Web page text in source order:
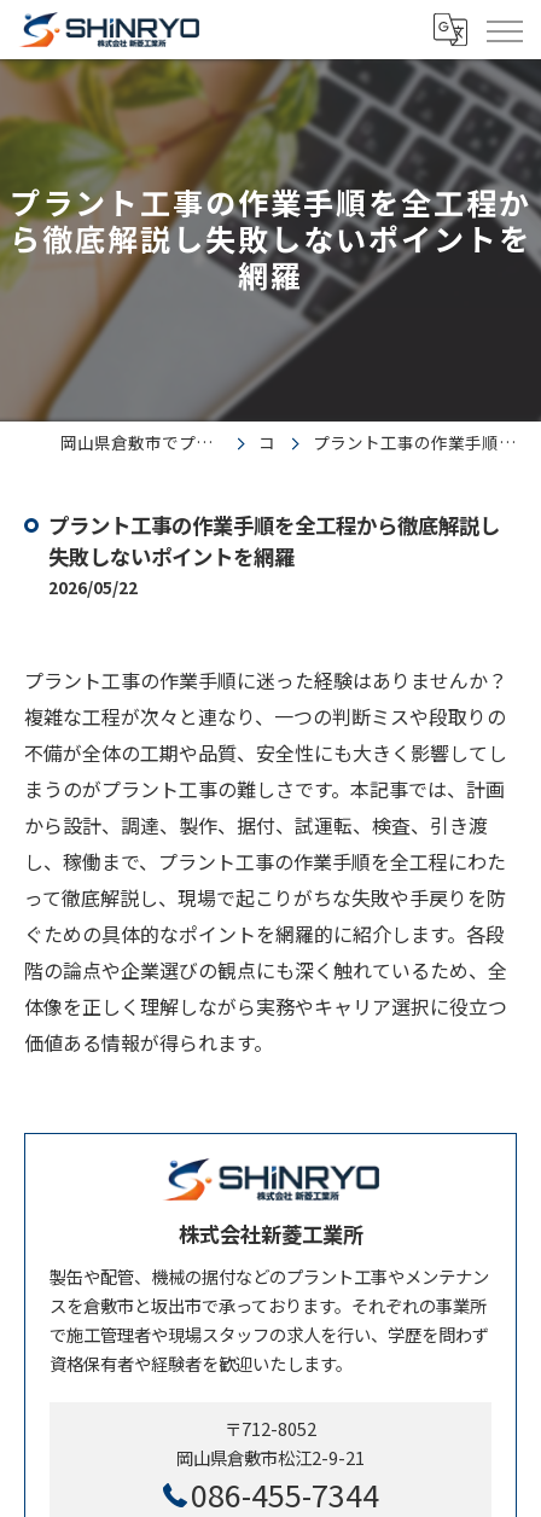
プラント工事の作業手順を全工程か
ら徹底解説し失敗しないポイントを
網羅
岡山県倉敷市でプラント工事の求人なら株式会社新菱工業所 コラム プラント工事の作業手順を全工程から徹底解説し失敗しないポイントを網羅
プラント工事の作業手順を全工程から徹底解説し
失敗しないポイントを網羅
2026/05/22
プラント工事の作業手順に迷った経験はありませんか？
複雑な工程が次々と連なり、一つの判断ミスや段取りの
不備が全体の工期や品質、安全性にも大きく影響してし
まうのがプラント工事の難しさです。本記事では、計画
から設計、調達、製作、据付、試運転、検査、引き渡
し、稼働まで、プラント工事の作業手順を全工程にわた
って徹底解説し、現場で起こりがちな失敗や手戻りを防
ぐための具体的なポイントを網羅的に紹介します。各段
階の論点や企業選びの観点にも深く触れているため、全
体像を正しく理解しながら実務やキャリア選択に役立つ
価値ある情報が得られます。
株式会社新菱工業所
製缶や配管、機械の据付などのプラント工事やメンテナン
スを倉敷市と坂出市で承っております。それぞれの事業所
で施工管理者や現場スタッフの求人を行い、学歴を問わず
資格保有者や経験者を歓迎いたします。
〒712-8052
岡山県倉敷市松江2-9-21
086-455-7344